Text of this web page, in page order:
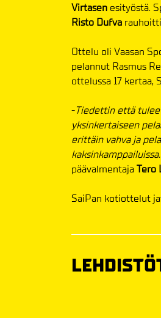
Virtasen esityöstä.
Risto Dufva
Ottelu oli Vaasan
pelannut Rasmus
ottelussa 17 kertaa,
-Tiedettin että tulee
yksinkertaiseen
erittäin vahva ja
päävalmentajaTero
SaiPan kotiottelut